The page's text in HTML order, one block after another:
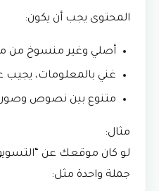
المحتوى يجب أن يكون:
أصلي وغير منسوخ من
غني بالمعلومات، يجيب
متنوع بين نصوص وصور
مثال:
لو كان موقعك عن “التسويق
جملة واحدة مثل: